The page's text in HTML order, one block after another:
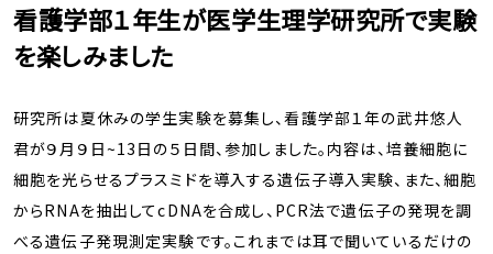
看護学部１年生が医学生理学研究所で実験
を楽しみました
研究所は夏休みの学生実験を募集し、看護学部１年の武井悠人
君が９月９日~13日の５日間、参加しました。内容は、培養細胞に
細胞を光らせるプラスミドを導入する遺伝子導入実験、また、細胞
からRNAを抽出してcDNAを合成し、PCR法で遺伝子の発現を調
べる遺伝子発現測定実験です。これまでは耳で聞いているだけの